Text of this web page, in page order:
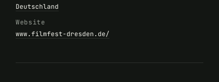
Deutschland
Website
www.filmfest-dresden.de/